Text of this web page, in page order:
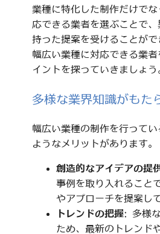
業種に特化した制作だけで
応できる業者を選ぶことで
持った提案を受けることがで
幅広い業種に対応できる業
イントを探っていきましょう
多様な業界知識がもた
幅広い業種の制作を行って
ようなメリットがあります。
創造的なアイデアの提
事例を取り入れること
やアプローチを提案し
トレンドの把握: 多様
ため、最新のトレンド